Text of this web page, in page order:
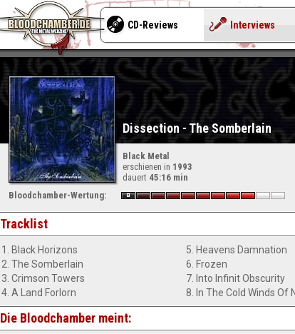
Dissection - The Somberlain
Black Metal
erschienen in 1993
dauert 45:16 min
Bloodchamber-Wertung:
Tracklist
1. Black Horizons
2. The Somberlain
3. Crimson Towers
4. A Land Forlorn
5. Heavens Damnation
6. Frozen
7. Into Infinit Obscurity
8. In The Cold Winds Of
Die Bloodchamber meint:
CD-Reviews Interviews